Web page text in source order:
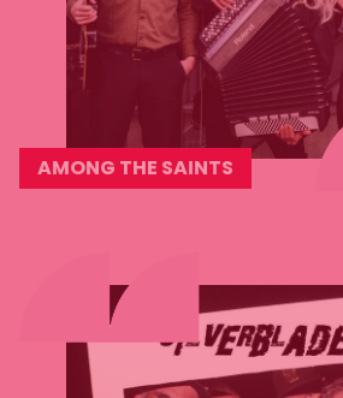
AMONG THE SAINTS
Lees
meer